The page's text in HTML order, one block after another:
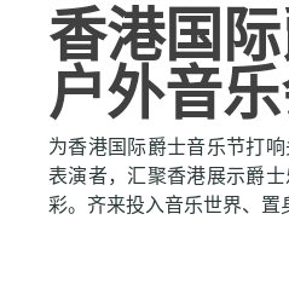
香港国
户外音
为香港国际爵士音乐节打
表演者，汇聚香港展示爵
彩。齐来投入音乐世界、置